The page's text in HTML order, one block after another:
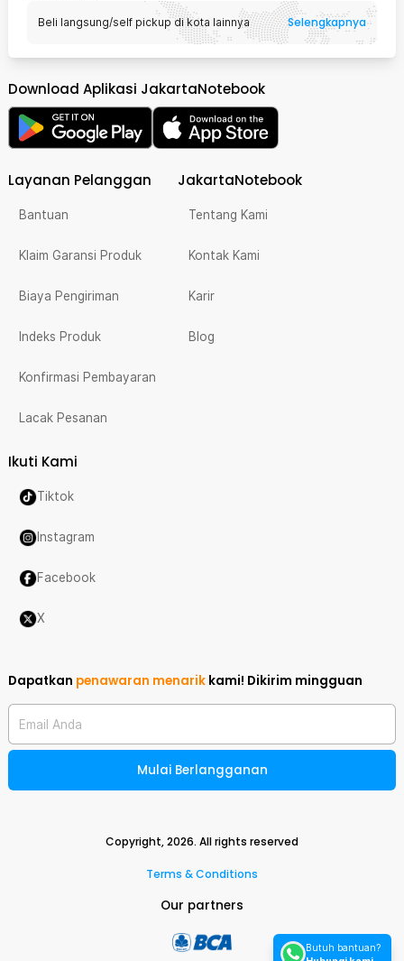
Beli langsung/self pickup di kota lainnya Selengkapnya
Download Aplikasi JakartaNotebook
Layanan Pelanggan
Bantuan
Klaim Garansi Produk
Biaya Pengiriman
Indeks Produk
Konfirmasi Pembayaran
Lacak Pesanan
JakartaNotebook
Tentang Kami
Kontak Kami
Karir
Blog
Ikuti Kami
Tiktok
Instagram
Facebook
X
Dapatkan penawaran menarik kami! Dikirim mingguan
Email Anda
Mulai Berlangganan
Copyright,2026. All rights reserved
Terms & Conditions
Our partners
Butuh bantuan?